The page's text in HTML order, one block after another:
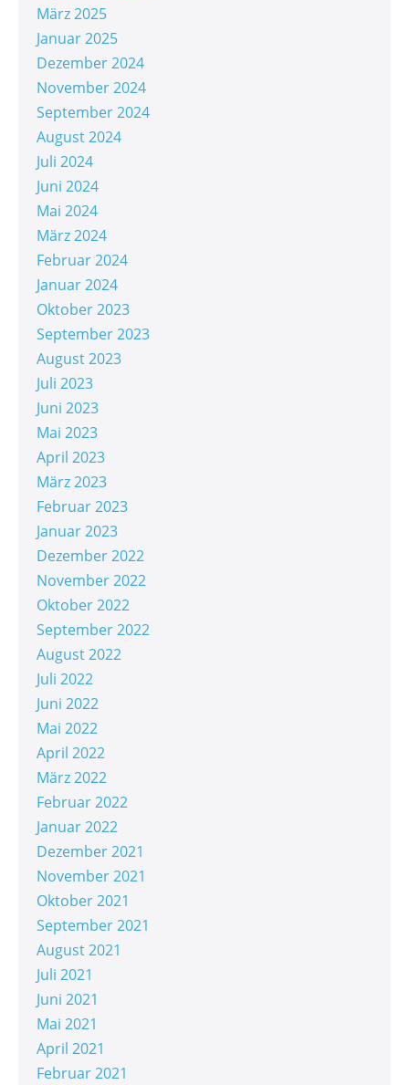
März 2025
Januar 2025
Dezember 2024
November 2024
September 2024
August 2024
Juli 2024
Juni 2024
Mai 2024
März 2024
Februar 2024
Januar 2024
Oktober 2023
September 2023
August 2023
Juli 2023
Juni 2023
Mai 2023
April 2023
März 2023
Februar 2023
Januar 2023
Dezember 2022
November 2022
Oktober 2022
September 2022
August 2022
Juli 2022
Juni 2022
Mai 2022
April 2022
März 2022
Februar 2022
Januar 2022
Dezember 2021
November 2021
Oktober 2021
September 2021
August 2021
Juli 2021
Juni 2021
Mai 2021
April 2021
Februar 2021